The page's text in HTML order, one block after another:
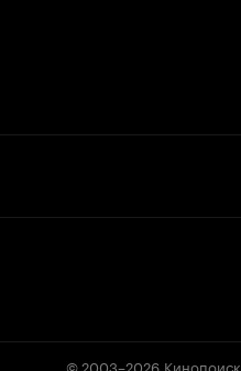
© 2003–2026 Кинопоиск